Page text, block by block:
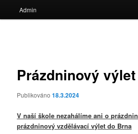
Admin
Prázdninový
Publikováno18.3.2024
V naší škole nezahálíme ani o
prázdninový vzdělávací výlet do Brna